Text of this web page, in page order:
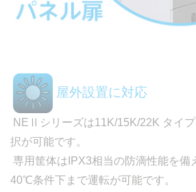
屋外設置に対応
NEⅡシリーズは11K/15K/22K タイ
択が可能です。
専用筐体はIPX3相当の防滴性能を備
40℃条件下まで運転が可能です。